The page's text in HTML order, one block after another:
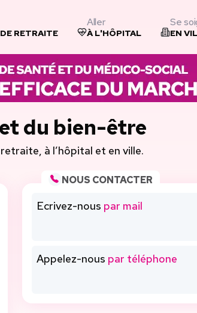
RETRAITE
Aller
À L'HÔPITAL
Se
EN
du bien-être
à l’hôpital et en ville.
NOUS CONTACTER
Ecrivez-nous par mail
Appelez-nous par téléphone